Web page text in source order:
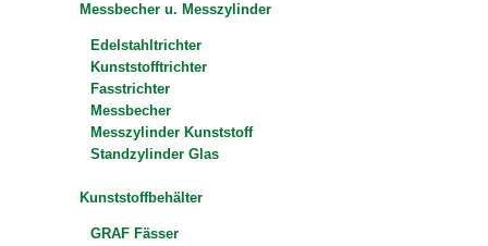
Messbecher u. Messzylinder
Edelstahltrichter
Kunststofftrichter
Fasstrichter
Messbecher
Messzylinder Kunststoff
Standzylinder Glas
Kunststoffbehälter
GRAF Fässer